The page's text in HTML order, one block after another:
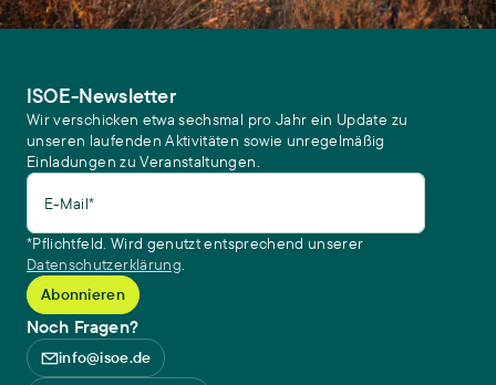
ISOE-Newsletter
Wir verschicken etwa sechsmal pro Jahr ein Update zu
unseren laufenden Aktivitäten sowie unregelmäßig
Einladungen zu Veranstaltungen.
E-Mail*
*Pflichtfeld. Wird genutzt entsprechend unserer
Datenschutzerklärung.
Noch Fragen?
info@isoe.de